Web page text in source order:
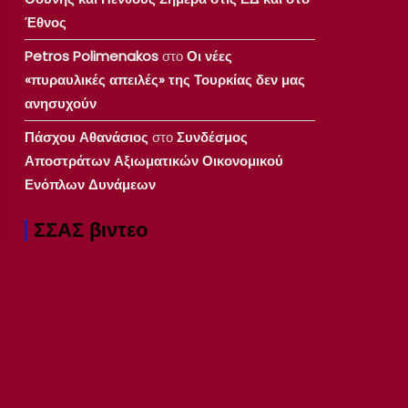
Έθνος
Petros PolimenakosστοΟι νέες
«πυραυλικές απειλές» της Τουρκίας δεν μας
ανησυχούν
Πάσχου Αθανάσιος στοΣυνδέσμος
Αποστράτων Αξιωματικών Οικονομικού
Ενόπλων Δυνάμεων
ΣΣΑΣ βιντεο